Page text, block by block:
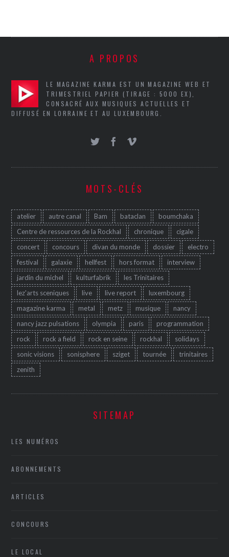
A PROPOS
LE MAGAZINE KARMA EST UN MAGAZINE WEB ET
TRIMESTRIEL PAPIER (TIRAGE : 5000 EX),
CONSACRÉ AUX MUSIQUES ACTUELLES ET
DIFFUSÉ EN LORRAINE ET AU LUXEMBOURG.
MOTS-CLÉS
atelier autre canal Bam bataclan
boumchaka
Centre de ressources de la Rockhal
chronique
cigale
concert
concours divan du monde dossier
electro
festival
galaxie hellfest hors format
interview
jardin du michel
kulturfabrik
les Trinitaires
lez'arts sceniques
live live report
luxembourg
magazine karma
metal metz musique
nancy
nancy jazz pulsations
olympia paris
programmation
rock
rock a field rock en seine rockhal
solidays
sonic visions
sonisphere sziget tournée
trinitaires
zenith
SITEMAP
LES NUMÉROS
ABONNEMENTS
ARTICLES
CONCOURS
LE LOCAL